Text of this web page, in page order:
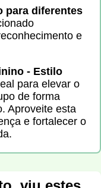
para diferentes
e
- Estilo
para elevar o
de forma
Aproveite esta
e fortalecer o